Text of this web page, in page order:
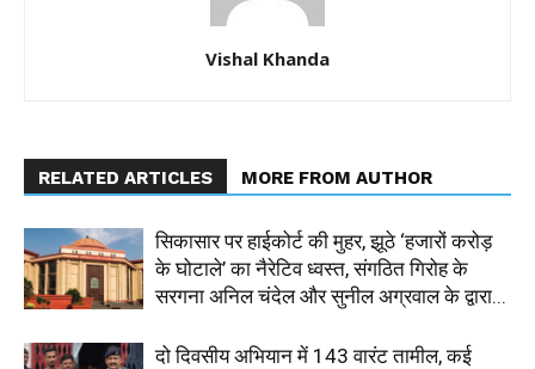
Vishal Khanda
RELATED ARTICLES MORE FROM AUTHOR
सिकासार पर हाईकोर्ट की मुहर, झूठे ‘हजारों करोड़
के घोटाले’ का नैरेटिव ध्वस्त, संगठित गिरोह के
सरगना अनिल चंदेल और सुनील अग्रवाल के द्वारा...
दो दिवसीय अभियान में 143 वारंट तामील, कई